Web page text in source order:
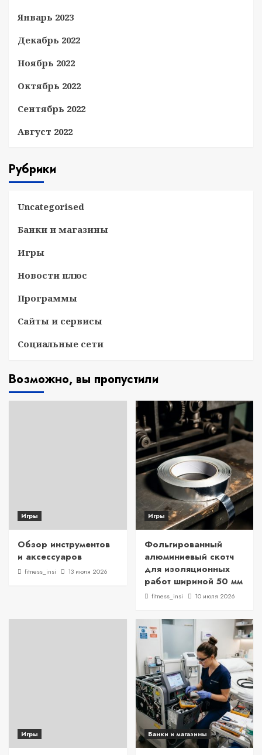
Январь 2023
Декабрь 2022
Ноябрь 2022
Октябрь 2022
Сентябрь 2022
Август 2022
Рубрики
Uncategorised
Банки и магазины
Игры
Новости плюс
Программы
Сайты и сервисы
Социальные сети
Возможно, вы пропустили
Игры
Обзор инструментов
и аксессуаров
fitness_insi 13 июля 2026
Игры
Фольгированный
алюминиевый скотч
для изоляционных
работ шириной 50 мм
fitness_insi 10 июля 2026
Игры Банки и магазины